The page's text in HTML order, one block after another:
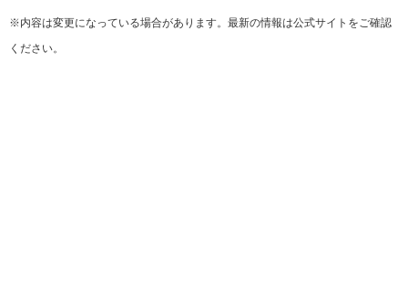
※内容は変更になっている場合があります。最新の情報は公式サイトをご確認
ください。